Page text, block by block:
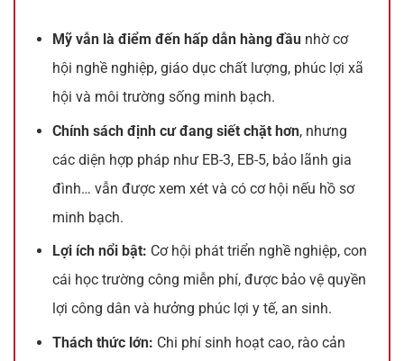
Mỹ vẫn là điểm đến hấp dẫn hàng đầu nhờ cơ
hội nghề nghiệp, giáo dục chất lượng, phúc lợi xã
hội và môi trường sống minh bạch.
Chính sách định cư đang siết chặt hơn, nhưng
các diện hợp pháp như EB-3, EB-5, bảo lãnh gia
đình… vẫn được xem xét và có cơ hội nếu hồ sơ
minh bạch.
Lợi ích nổi bật: Cơ hội phát triển nghề nghiệp, con
cái học trường công miễn phí, được bảo vệ quyền
lợi công dân và hưởng phúc lợi y tế, an sinh.
Thách thức lớn: Chi phí sinh hoạt cao, rào cản